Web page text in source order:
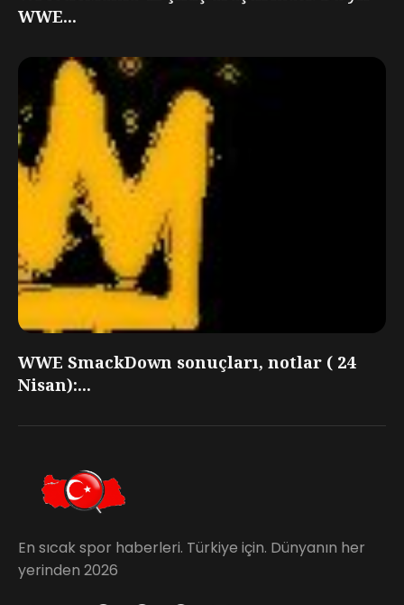
WWE...
WWE SmackDown sonuçları, notlar ( 24
Nisan):...
En sıcak spor haberleri. Türkiye için. Dünyanın her
yerinden 2026